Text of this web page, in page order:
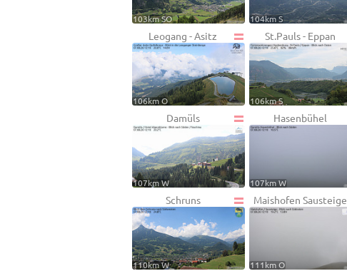
103km SO 104km S
Leogang - Asitz
106km O
St.Pauls - Eppan
106km S
Damüls
107km W
Hasenbühel
107km W
Schruns
110km W
Maishofen Sausteige
111km O